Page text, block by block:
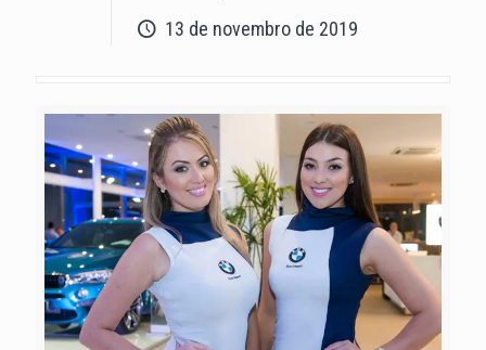
13 de novembro de 2019